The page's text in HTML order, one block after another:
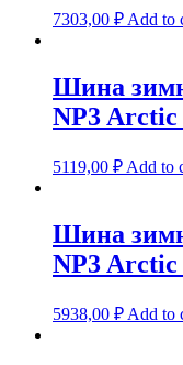
7303,00 ₽ Add to
Шина
NP3 Arctic
5119,00 ₽ Add to
Шина
NP3 Arctic
5938,00 ₽ Add to